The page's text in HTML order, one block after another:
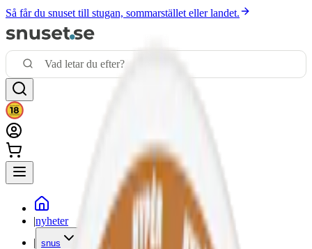
Så får du snuset till stugan, sommarstället eller landet.
|nyheter
| snus